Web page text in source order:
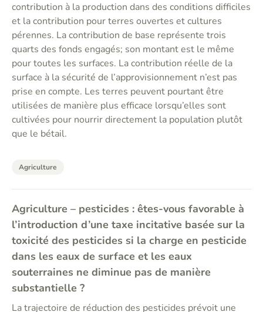
contribution à la production dans des conditions difficiles
et la contribution pour terres ouvertes et cultures
pérennes. La contribution de base représente trois
quarts des fonds engagés; son montant est le même
pour toutes les surfaces. La contribution réelle de la
surface à la sécurité de l’approvisionnement n’est pas
prise en compte. Les terres peuvent pourtant être
utilisées de manière plus efficace lorsqu’elles sont
cultivées pour nourrir directement la population plutôt
que le bétail.
Agriculture
Agriculture – pesticides : êtes-vous favorable à
l’introduction d’une taxe incitative basée sur la
toxicité des pesticides si la charge en pesticide
dans les eaux de surface et les eaux
souterraines ne diminue pas de manière
substantielle ?
La trajectoire de réduction des pesticides prévoit une